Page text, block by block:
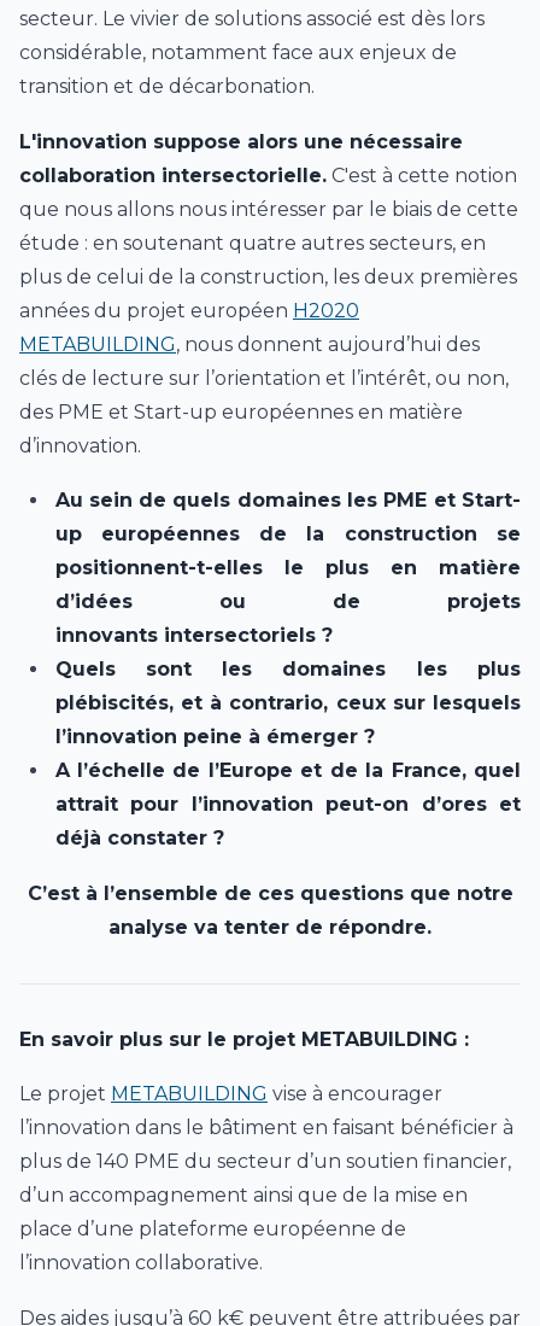
secteur. Le vivier de solutions associé est dès lors
considérable, notamment face aux enjeux de
transition et de décarbonation.
L'innovation suppose alors une nécessaire
collaboration intersectorielle. C'est à cette notion
que nous allons nous intéresser par le biais de cette
étude : en soutenant quatre autres secteurs, en
plus de celui de la construction, les deux premières
années du projet européen H2020
METABUILDING, nous donnent aujourd’hui des
clés de lecture sur l’orientation et l’intérêt, ou non,
des PME et Start-up européennes en matière
d’innovation.
Au sein de quels domaines les PME et Start-
up européennes de la construction se
positionnent-t-elles le plus en matière
d’idées ou de projets
innovants intersectoriels ?
Quels sont les domaines les plus
plébiscités, et à contrario, ceux sur lesquels
l’innovation peine à émerger ?
A l’échelle de l’Europe et de la France, quel
attrait pour l’innovation peut-on d’ores et
déjà constater ?
C’est à l’ensemble de ces questions que notre
analyse va tenter de répondre.
En savoir plus sur le projet METABUILDING :
Le projet METABUILDING vise à encourager
l’innovation dans le bâtiment en faisant bénéficier à
plus de 140 PME du secteur d’un soutien financier,
d’un accompagnement ainsi que de la mise en
place d’une plateforme européenne de
l’innovation collaborative.
Des aides jusqu’à 60 k€ peuvent être attribuées par